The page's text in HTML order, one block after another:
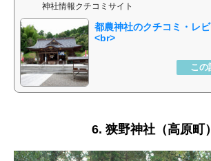
神社情報クチコミサイト
都農神社
6. 狭野神社（高原町）